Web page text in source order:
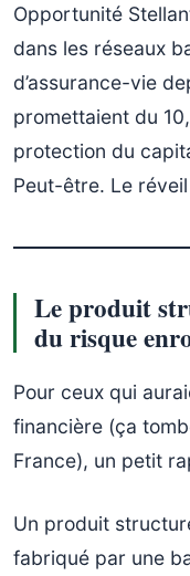
Opportunité
dans les réseaux
d’assurance-vie
promettaient du
protection du
Peut-être. Le
Le produit
du risque
Pour ceux qui
financière (ça
France), un petit
Un produit
fabriqué par une